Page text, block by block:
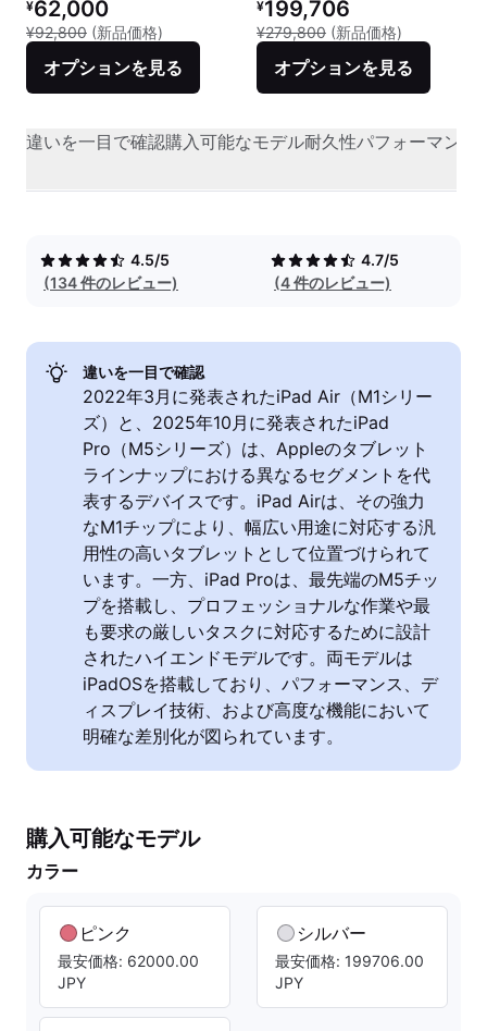
¥62,000
¥92,800 (新品価格) 新品との比較：¥92,800
オプションを見る
¥199,706
¥279,800 (新品価格)
オプションを見る
違いを一目で確認購入可能なモデル耐久性パフォーマンス
4.5/5
(134 件のレビュー)
4.7/5
(4 件のレビュー)
違いを一目で確認
2022年3月に発表されたiPad Air（M1シリー
ズ）と、2025年10月に発表されたiPad
Pro（M5シリーズ）は、Appleのタブレット
ラインナップにおける異なるセグメントを代
表するデバイスです。iPad Airは、その強力
なM1チップにより、幅広い用途に対応する汎
用性の高いタブレットとして位置づけられて
います。一方、iPad Proは、最先端のM5チッ
プを搭載し、プロフェッショナルな作業や最
も要求の厳しいタスクに対応するために設計
されたハイエンドモデルです。両モデルは
iPadOSを搭載しており、パフォーマンス、デ
ィスプレイ技術、および高度な機能において
明確な差別化が図られています。
購入可能なモデル
カラー
ピンク
最安価格: 62000.00
JPY
シルバー
最安価格: 199706.00
JPY